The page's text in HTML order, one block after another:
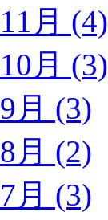
月 (4)
月 (3)
月 (3)
月 (2)
月 (3)